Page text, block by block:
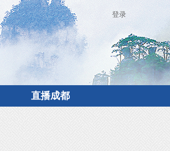
登录
直播成都